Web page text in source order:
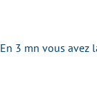
En 3 mn vous avez